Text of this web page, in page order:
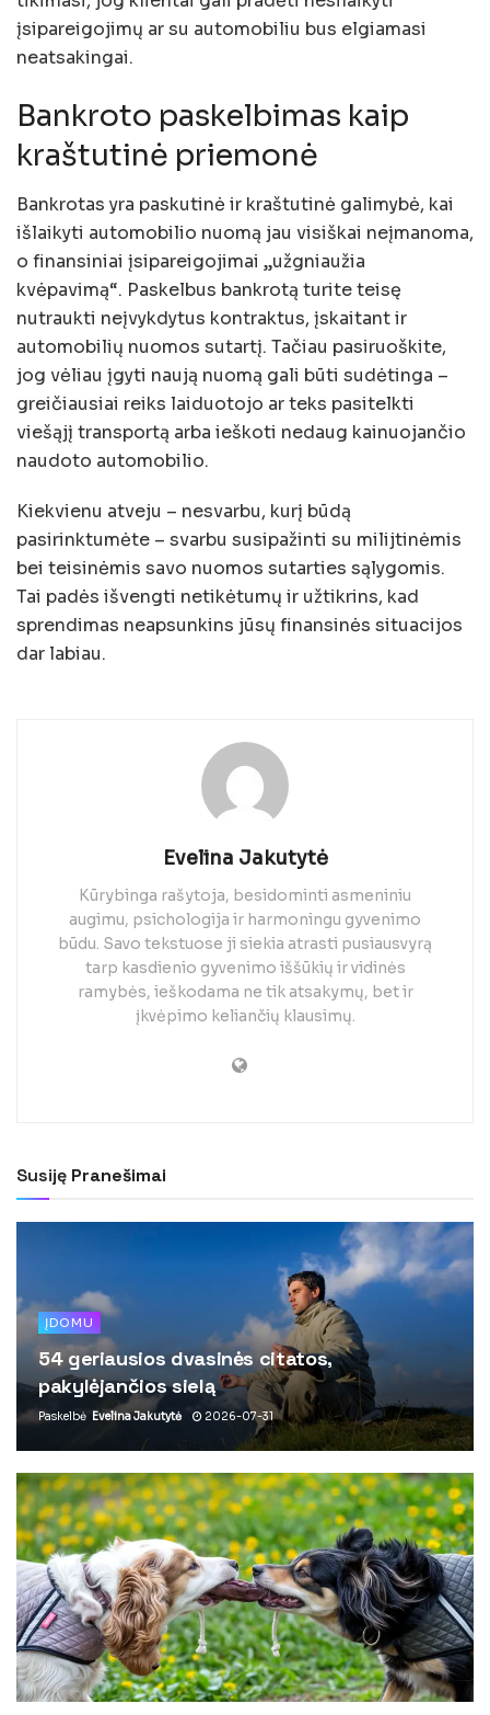
įsipareigojimų ar su automobiliu bus elgiamasi
neatsakingai.
Bankroto paskelbimas kaip
kraštutinė priemonė
Bankrotas yra paskutinė ir kraštutinė galimybė, kai
išlaikyti automobilio nuomą jau visiškai neįmanoma,
o finansiniai įsipareigojimai „užgniaužia
kvėpavimą“. Paskelbus bankrotą turite teisę
nutraukti neįvykdytus kontraktus, įskaitant ir
automobilių nuomos sutartį. Tačiau pasiruoškite,
jog vėliau įgyti naują nuomą gali būti sudėtinga –
greičiausiai reiks laiduotojo ar teks pasitelkti
viešąjį transportą arba ieškoti nedaug kainuojančio
naudoto automobilio.
Kiekvienu atveju – nesvarbu, kurį būdą
pasirinktumėte – svarbu susipažinti su milijtinėmis
bei teisinėmis savo nuomos sutarties sąlygomis.
Tai padės išvengti netikėtumų ir užtikrins, kad
sprendimas neapsunkins jūsų finansinės situacijos
dar labiau.
Evelina Jakutytė
Kūrybinga rašytoja, besidominti asmeniniu
augimu, psichologija ir harmoningu gyvenimo
būdu. Savo tekstuose ji siekia atrasti pusiausvyrą
tarp kasdienio gyvenimo iššūkių ir vidinės
ramybės, ieškodama ne tik atsakymų, bet ir
įkvėpimo keliančių klausimų.
Susiję Pranešimai
ĮDOMU
54 geriausios dvasinės citatos,
pakylėjančios sielą
Paskelbė Evelina Jakutytė 2026-07-31